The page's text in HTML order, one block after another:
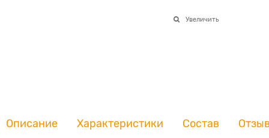
Увеличить
Описание Характеристики Состав